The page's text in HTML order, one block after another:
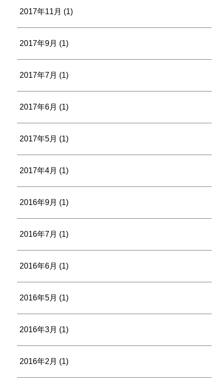
2017年11月 (1)
2017年9月 (1)
2017年7月 (1)
2017年6月 (1)
2017年5月 (1)
2017年4月 (1)
2016年9月 (1)
2016年7月 (1)
2016年6月 (1)
2016年5月 (1)
2016年3月 (1)
2016年2月 (1)